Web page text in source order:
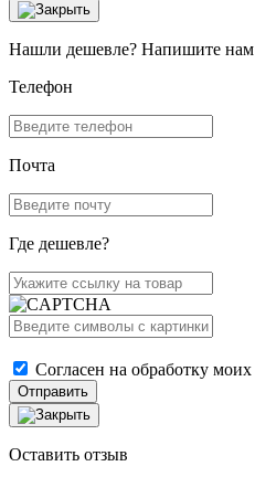
Нашли дешевле? Напишите нам
Телефон
Почта
Где дешевле?
Согласен на обработку моих
Отправить
Оставить отзыв